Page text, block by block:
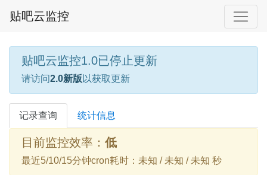
贴吧云监控
贴吧云监控1.0已停止更新
请访问2.0新版 以获取更新
记录查询 统计信息
目前监控效率： 低
最近5/10/15分钟cron耗时：未知 / 未知 / 未知 秒